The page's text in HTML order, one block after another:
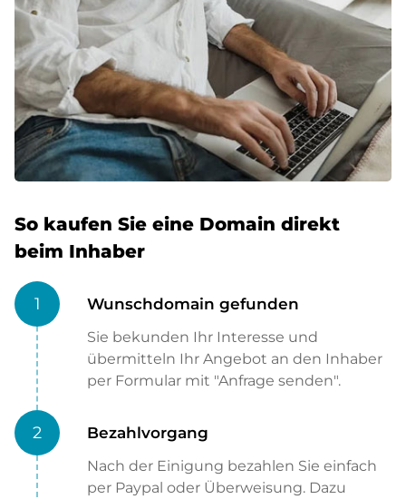
So kaufen Sie eine Domain direkt
beim Inhaber
1 Wunschdomain gefunden
Sie bekunden Ihr Interesse und
übermitteln Ihr Angebot an den Inhaber
per Formular mit "Anfrage senden".
2 Bezahlvorgang
Nach der Einigung bezahlen Sie einfach
per Paypal oder Überweisung. Dazu